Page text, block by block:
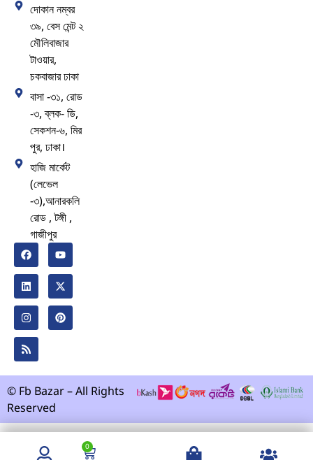
দোকান নম্বর
৩৯, বেস মেন্ট ২
মৌলিবাজার
টাওয়ার,
চকবাজার ঢাকা
বাসা -৩১, রোড
-৩, ব্লক- ডি,
সেকশন-৬, মির
পুর, ঢাকা।
হাজি মার্কেট
(লেভেল
-৩),আনারকলি
রোড , টঙ্গী ,
গাজীপুর
© Fb Bazar – All Rights
Reserved
0